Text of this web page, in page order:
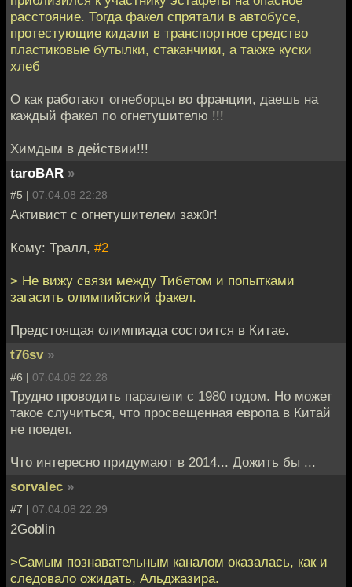
расстояние. Тогда факел спрятали в автобусе,
протестующие кидали в транспортное средство
пластиковые бутылки, стаканчики, а также куски
хлеб
О как работают огнеборцы во франции, даешь на
каждый факел по огнетушителю !!!
Химдым в действии!!!
taroBAR »
#5 | 07.04.08 22:28
Активист с огнетушителем заж0г!
Кому: Тралл, #2
> Не вижу связи между Тибетом и попытками
загасить олимпийский факел.
Предстоящая олимпиада состоится в Китае.
t76sv »
#6 | 07.04.08 22:28
Трудно проводить паралели с 1980 годом. Но может
такое случиться, что просвещенная европа в Китай
не поедет.
Что интересно придумают в 2014... Дожить бы ...
sorvalec »
#7 | 07.04.08 22:29
2Goblin
>Самым познавательным каналом оказалась, как и
следовало ожидать, Альджазира.